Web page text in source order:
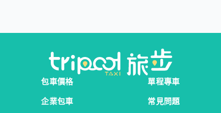
包車價格
單程專車
企業包車
常見問題